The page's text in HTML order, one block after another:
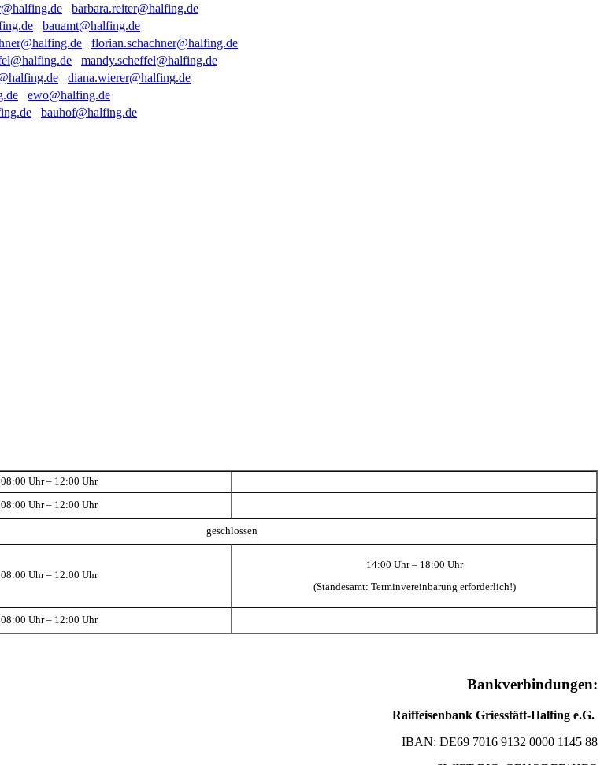
barbara.reiter@halfing.de
bauamt@halfing.de
florian.schachner@halfing.de
mandy.scheffel@halfing.de
diana.wierer@halfing.de
ewo@halfing.de
bauhof@halfing.de
08:00 Uhr – 12:00 Uhr
08:00 Uhr – 12:00 Uhr
geschlossen
08:00 Uhr – 12:00 Uhr
14:00 Uhr – 18:00 Uhr
(Standesamt: Terminvereinbarung erforderlich!)
08:00 Uhr – 12:00 Uhr
Bankverbindungen:
Raiffeisenbank Griesstätt-Halfing e.G.
IBAN: DE69 7016 9132 0000 1145 88